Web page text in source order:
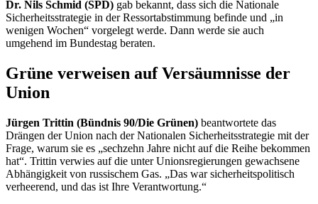
Dr. Nils Schmid (SPD) gab bekannt, dass sich die Nationale
Sicherheitsstrategie in der Ressortabstimmung befinde und „in
wenigen Wochen“ vorgelegt werde. Dann werde sie auch
umgehend im Bundestag beraten.
Grüne verweisen auf Versäumnisse der
Union
Jürgen Trittin (Bündnis 90/Die Grünen) beantwortete das
Drängen der Union nach der Nationalen Sicherheitsstrategie mit der
Frage, warum sie es „sechzehn Jahre nicht auf die Reihe bekommen
hat“. Trittin verwies auf die unter Unionsregierungen gewachsene
Abhängigkeit von russischem Gas. „Das war sicherheitspolitisch
verheerend, und das ist Ihre Verantwortung.“